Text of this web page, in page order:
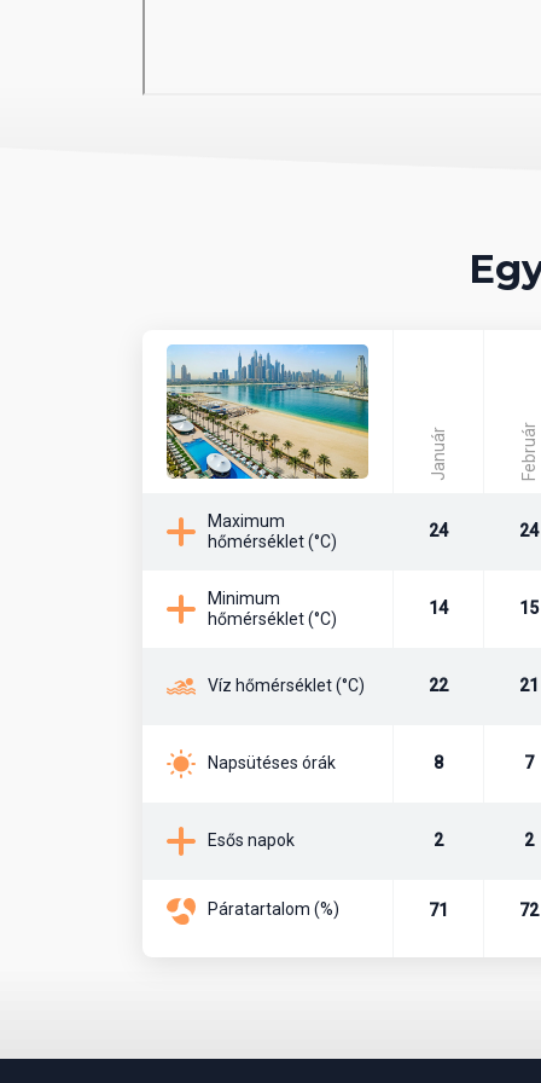
Reggeli, félpanzió vagy teljes panzió. Minden
Január Február
Maximum
hőmérséklet (°C)
24 24
Minimum
hőmérséklet (°C)
14 15
Víz hőmérséklet (°C) 22 21
Napsütéses órák 8 7
Esős napok 2 2
Páratartalom (%) 71 72